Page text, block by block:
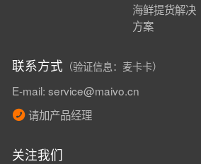
海鲜提货解决
方案
联系方式 （验证信息：麦卡卡）
E-mail: service@maivo.cn
请加产品经理
关注我们